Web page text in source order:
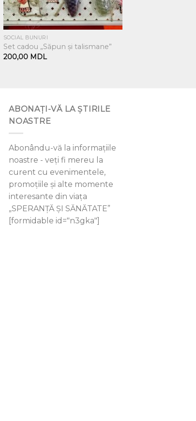
SOCIAL BUNURI
Set cadou „Săpun și talismane”
200,00 MDL
ABONAȚI-VĂ LA ȘTIRILE
NOASTRE
Abonându-vă la informațiile
noastre - veți fi mereu la
curent cu evenimentele,
promoțiile și alte momente
interesante din viața
„SPERANȚĂ ŞI SĂNĂTATE”
[formidable id="n3gka"]